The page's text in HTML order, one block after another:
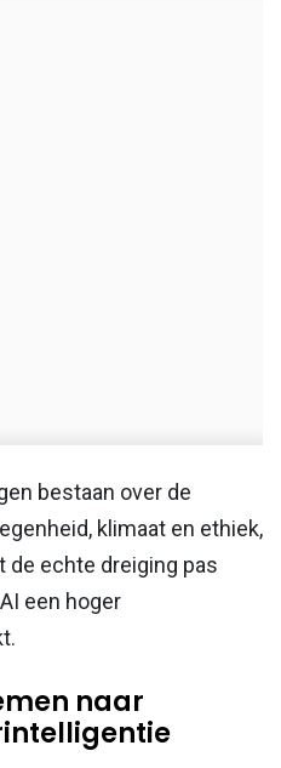
bestaan over de
klimaat en ethiek,
echte dreiging pas
een hoger
naar